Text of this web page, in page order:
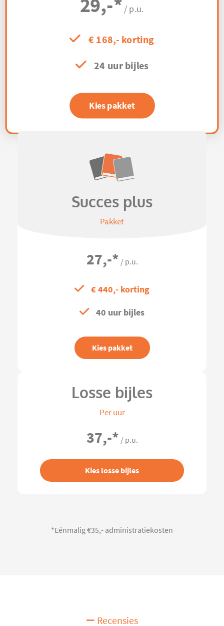
29,-* / p.u.
€ 168,- korting
24 uur bijles
Kies pakket
Succes plus
Pakket
27,-* / p.u.
€ 440,- korting
40 uur bijles
Kies pakket
Losse bijles
Per uur
37,-* / p.u.
Kies losse bijles
*Eénmalig €35,- administratiekosten
Recensies